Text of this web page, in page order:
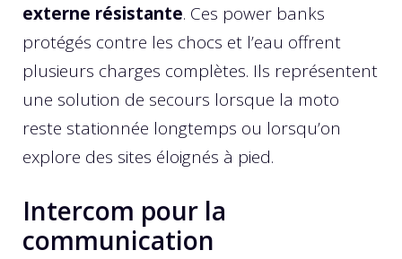
externe résistante. Ces power banks
protégés contre les chocs et l’eau offrent
plusieurs charges complètes. Ils représentent
une solution de secours lorsque la moto
reste stationnée longtemps ou lorsqu’on
explore des sites éloignés à pied.
Intercom pour la
communication